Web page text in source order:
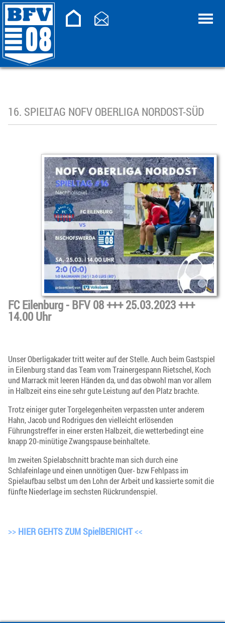
16. SPIELTAG NOFV OBERLIGA NORDOST-SÜD
FC Eilenburg - BFV 08 +++ 25.03.2023 +++
14.00 Uhr
Unser Oberligakader tritt weiter auf der Stelle. Auch beim Gastspiel
in Eilenburg stand das Team vom Trainergespann Rietschel, Koch
und Marrack mit leeren Händen da, und das obwohl man vor allem
in Halbzeit eins eine sehr gute Leistung auf den Platz brachte.
Trotz einiger guter Torgelegenheiten verpassten unter anderem
Hahn, Jacob und Rodrigues den vielleicht erlösenden
Führungstreffer in einer ersten Halbzeit, die wetterbedingt eine
knapp 20-minütige Zwangspause beinhaltete.
Im zweiten Spielabschnitt brachte man sich durch eine
Schlafeinlage und einen unnötigen Quer- bzw Fehlpass im
Spielaufbau selbst um den Lohn der Arbeit und kassierte somit die
fünfte Niederlage im sechsten Rückrundenspiel.
>> HIER GEHTS ZUM SpielBERICHT<<